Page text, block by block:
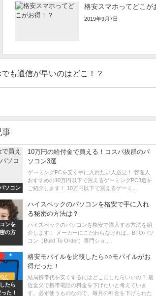
格安スマホってどこが
2019年9月7日
も通信が早いのはどこ！？
事
ソコン
10万円の給付金で買える！コスパ抜群のパ
ソコン3選
ゲーミングPCを安く手に入れたい人必見！ 管理人
おすすめの10万円以下で買えるゲーミングPC3選を
ご紹介します！ 10万円以下で買えるゲーミ...
ンを
の方
ハイスペックのパソコンを格安で手に入れ
る秘密の方法は？
ハイスペックのパソコンを格安で購入する方法を紹
介します！ メーカーにこだわらなければ、BTOパソ
コン（Build To Order）専門ショ...
たら
た！
格安モバイルを比較したら○○モバイルがお
得だった！
結局携帯代を安くするにはどこにしたらいいの？ 最
近金欠で携帯電話の料金を下げたいと考えていま
す。必ず使うものなので、毎月の料金を下げられた